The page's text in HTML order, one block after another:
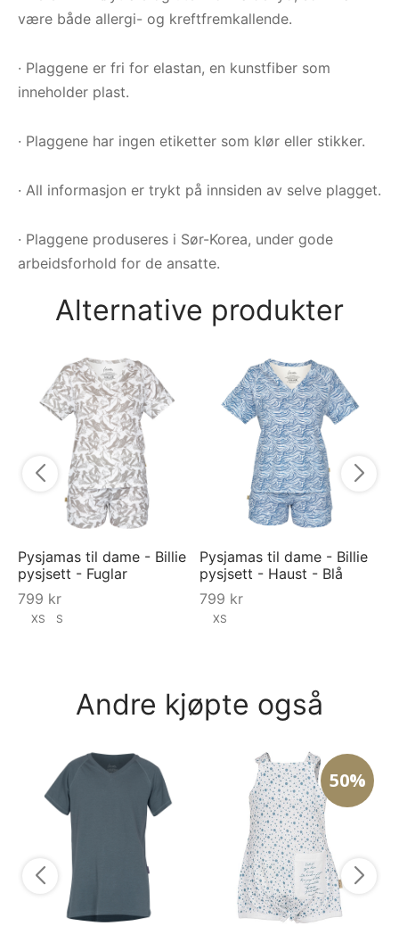
være både allergi- og kreftfremkallende.
· Plaggene er fri for elastan, en kunstfiber som
inneholder plast.
· Plaggene har ingen etiketter som klør eller stikker.
· All informasjon er trykt på innsiden av selve plagget.
· Plaggene produseres i Sør-Korea, under gode
arbeidsforhold for de ansatte.
Alternative produkter
Pysjamas til dame - Billie
pysjsett - Fuglar
799 kr
XS S
Pysjamas til dame - Billie
pysjsett - Haust - Blå
799 kr
XS
Andre kjøpte også
50%